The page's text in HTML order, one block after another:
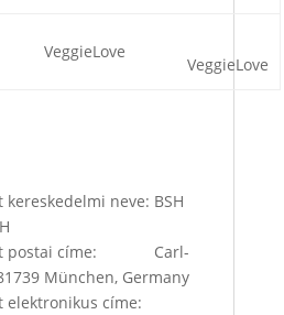
VeggieLove
VeggieLove
neve: BSH
postai címe: Carl-
München, Germany
elektronikus címe: